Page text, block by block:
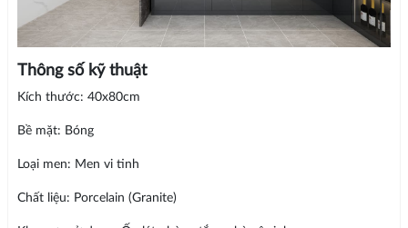
Thông số kỹ thuật
Kích thước: 40x80cm
Bề mặt: Bóng
Loại men: Men vi tinh
Chất liệu: Porcelain (Granite)